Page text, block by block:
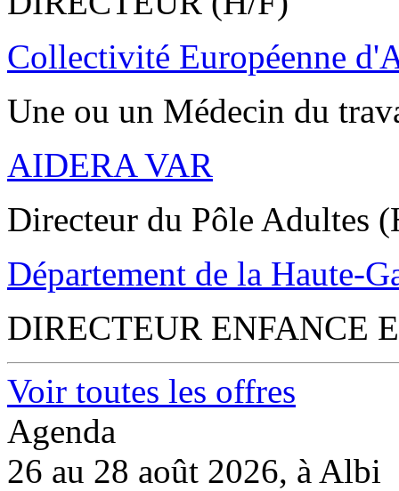
Collectivité Européenne
Une ou un Médecin du
AIDERA VAR
Directeur du Pôle Adultes
Département de la Haute-
DIRECTEUR ENFANCE
Voir toutes les offres
Agenda
26 au 28 août 2026, à Albi